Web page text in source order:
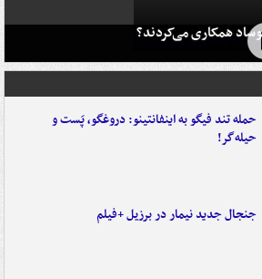
همکاری می‌کردند؟
حمله تند فیگو به اینفانتینو: دروغگو، پَست‌ و
حیله‌گر!
جنجال جدید نیمار در برزیل +فیلم